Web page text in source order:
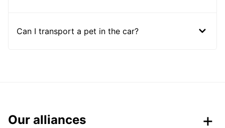
Can I transport a pet in the car?
Our alliances